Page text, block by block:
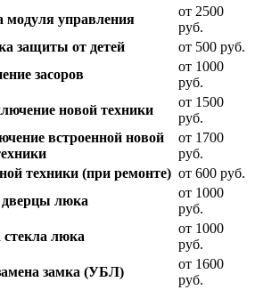
модуля управления
от 2500
руб.
защиты от детей
от 500 руб.
засоров
от 1000
руб.
новой техники
от 1500
руб.
встроенной новой
от 1700
руб.
техники (при ремонте) от 600 руб.
дверцы люка
от 1000
руб.
стекла люка
от 1000
руб.
замка (УБЛ)
от 1600
руб.